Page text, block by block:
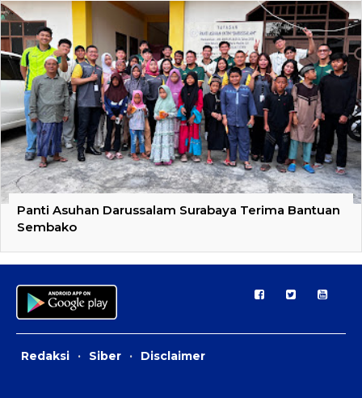
Panti Asuhan Darussalam Surabaya Terima Bantuan
Sembako
Redaksi · Siber · Disclaimer